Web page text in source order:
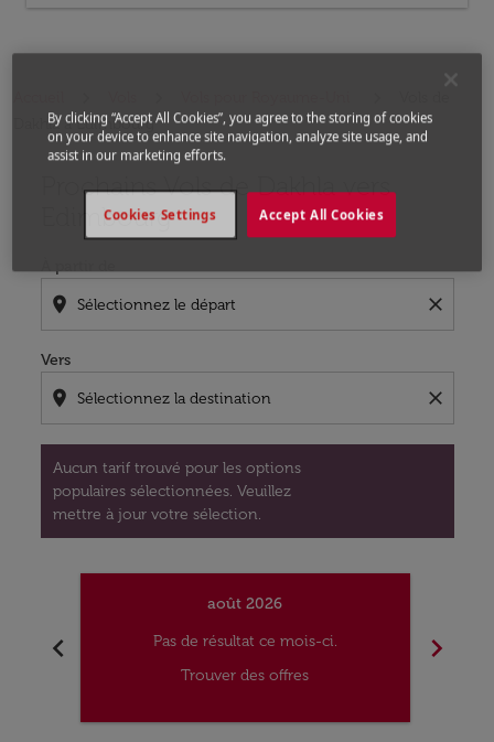
Dakhla a Edimbourg
Prochains Vols de Dakhla vers
Edimbourg
location_on close
Vers
location_on close
Aucun tarif trouvé pour les options
populaires sélectionnées. Veuillez
mettre à jour votre sélection.
chevron_left
août 2026
Pas de résultat ce mois-ci.
Trouver des offres
chevron_right
By clicking “Accept All Cookies”, you agree to the storing of cookies
on your device to enhance site navigation, analyze site usage, and
assist in our marketing efforts.
Accept All Cookies
Cookies Settings